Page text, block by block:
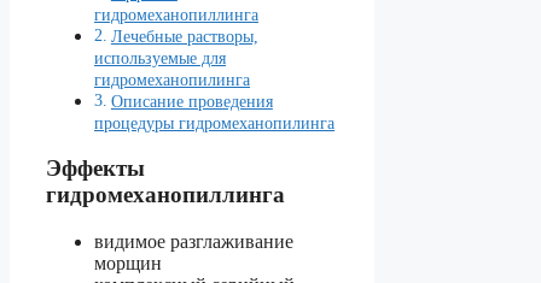
гидромеханопиллинга
Лечебные растворы,
используемые для
гидромеханопилинга
Описание проведения
процедуры гидромеханопилинга
Эффекты
гидромеханопиллинга
видимое разглаживание
морщин